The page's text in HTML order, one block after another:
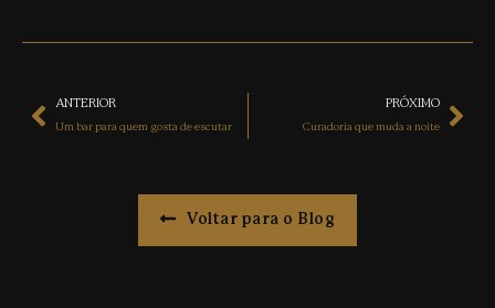
ANTERIOR
Um bar para quem gosta de escutar
PRÓXIMO
Curadoria que muda a noite
Voltar para o Blog